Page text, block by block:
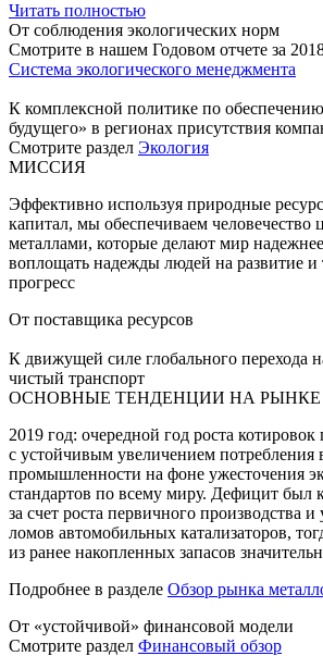
Читать полностью
От соблюдения экологических норм
Смотрите в нашем Годовом отчете за
Система экологического менеджмента
К комплексной политике по
будущего» в регионах присутствия
Смотрите раздел Экология
МИССИЯ
Эффективно используя природные
капитал, мы обеспечиваем человечество
металлами, которые делают мир
воплощать надежды людей на развитие и
прогресс
От поставщика ресурсов
К движущей силе глобального перехода
чистый транспорт
ОСНОВНЫЕ ТЕНДЕНЦИИ НА
2019 год: очередной год роста
с устойчивым увеличением потребления
промышленности на фоне ужесточения
стандартов по всему миру. Дефицит был
за счет роста первичного производства и
ломов автомобильных катализаторов,
из ранее накопленных запасов
Подробнее в разделе Обзор рынка
От «устойчивой» финансовой модели
Смотрите раздел Финансовый обзор